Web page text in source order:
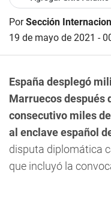
PorSección
19 de mayo de 2021 -
España desplegó
Marruecos después
consecutivo miles
al enclave español
disputa diplomática
que incluyó la